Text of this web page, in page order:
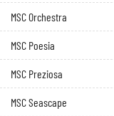
MSC Orchestra
MSC Poesia
MSC Preziosa
MSC Seascape